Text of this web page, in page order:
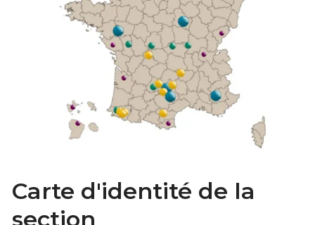
Carte d'identité de la
section